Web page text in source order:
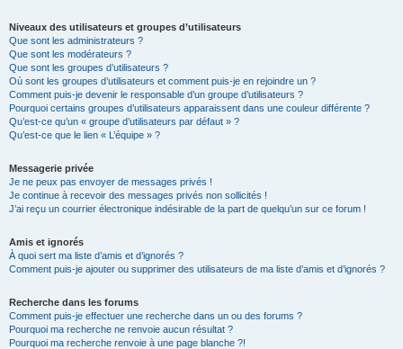
Niveaux des utilisateurs et groupes d’utilisateurs
Que sont les administrateurs ?
Que sont les modérateurs ?
Que sont les groupes d’utilisateurs ?
Où sont les groupes d’utilisateurs et comment puis-je en rejoindre un ?
Comment puis-je devenir le responsable d’un groupe d’utilisateurs ?
Pourquoi certains groupes d’utilisateurs apparaissent dans une couleur différente ?
Qu’est-ce qu’un « groupe d’utilisateurs par défaut » ?
Qu’est-ce que le lien « L’équipe » ?
Messagerie privée
Je ne peux pas envoyer de messages privés !
Je continue à recevoir des messages privés non sollicités !
J’ai reçu un courrier électronique indésirable de la part de quelqu’un sur ce forum !
Amis et ignorés
À quoi sert ma liste d’amis et d’ignorés ?
Comment puis-je ajouter ou supprimer des utilisateurs de ma liste d’amis et d’ignorés ?
Recherche dans les forums
Comment puis-je effectuer une recherche dans un ou des forums ?
Pourquoi ma recherche ne renvoie aucun résultat ?
Pourquoi ma recherche renvoie à une page blanche ?!